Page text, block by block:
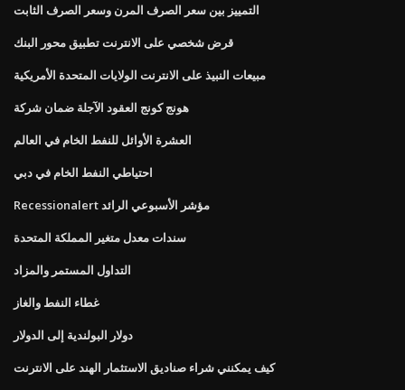
التمييز بين سعر الصرف المرن وسعر الصرف الثابت
قرض شخصي على الانترنت تطبيق محور البنك
مبيعات النبيذ على الانترنت الولايات المتحدة الأمريكية
هونج كونج العقود الآجلة ضمان شركة
العشرة الأوائل للنفط الخام في العالم
احتياطي النفط الخام في دبي
Recessionalert مؤشر الأسبوعي الرائد
سندات معدل متغير المملكة المتحدة
التداول المستمر والمزاد
غطاء النفط والغاز
دولار البولندية إلى الدولار
كيف يمكنني شراء صناديق الاستثمار الهند على الانترنت